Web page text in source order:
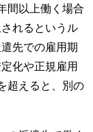
間以上働く場合
れるというル
先での雇用期
化や正規雇用
超えると、別の